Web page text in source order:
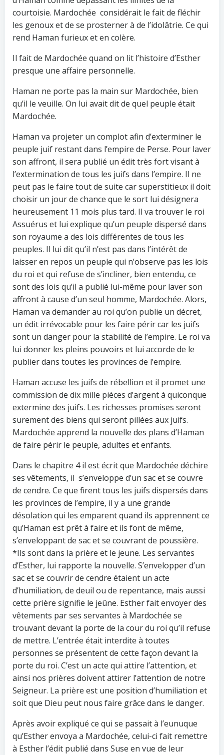
courtoisie. Mardochée considérait le fait de fléchir
les genoux et de se prosterner à de l’idolâtrie. Ce qui
rend Haman furieux et en colère.
Il fait de Mardochée quand on lit l’histoire d’Esther
presque une affaire personnelle.
Haman ne porte pas la main sur Mardochée, bien
qu’il le veuille. On lui avait dit de quel peuple était
Mardochée.
Haman va projeter un complot afin d’exterminer le
peuple juif restant dans l’empire de Perse. Pour laver
son affront, il sera publié un édit très fort visant à
l’extermination de tous les juifs dans l’empire. Il ne
peut pas le faire tout de suite car superstitieux il doit
choisir un jour de chance que le sort lui désignera
heureusement 11 mois plus tard. Il va trouver le roi
Assuérus et lui explique qu’un peuple dispersé dans
son royaume a des lois différentes de tous les
peuples. Il lui dit qu’il n’est pas dans l’intérêt de
laisser en repos un peuple qui n’observe pas les lois
du roi et qui refuse de s’incliner, bien entendu, ce
sont des lois qu’il a publié lui-même pour laver son
affront à cause d’un seul homme, Mardochée. Alors,
Haman va demander au roi qu’on publie un décret,
un édit irrévocable pour les faire périr car les juifs
sont un danger pour la stabilité de l’empire. Le roi va
lui donner les pleins pouvoirs et lui accorde de le
publier dans toutes les provinces de l’empire.
Haman accuse les juifs de rébellion et il promet une
commission de dix mille pièces d’argent à quiconque
extermine des juifs. Les richesses promises seront
surement des biens qui seront pillées aux juifs.
Mardochée apprend la nouvelle des plans d’Haman
de faire périr le peuple, adultes et enfants.
Dans le chapitre 4 il est écrit que Mardochée déchire
ses vêtements, il s’enveloppe d’un sac et se couvre
de cendre. Ce que firent tous les juifs dispersés dans
les provinces de l’empire, il y a une grande
désolation qui les emparent quand ils apprennent ce
qu’Haman est prêt à faire et ils font de même,
s’enveloppant de sac et se couvrant de poussière.
*Ils sont dans la prière et le jeune. Les servantes
d’Esther, lui rapporte la nouvelle. S’envelopper d’un
sac et se couvrir de cendre étaient un acte
d’humiliation, de deuil ou de repentance, mais aussi
cette prière signifie le jeûne. Esther fait envoyer des
vêtements par ses servantes à Mardochée se
trouvant devant la porte de la cour du roi qu’il refuse
de mettre. L’entrée était interdite à toutes
personnes se présentent de cette façon devant la
porte du roi. C’est un acte qui attire l’attention, et
ainsi nos prières doivent attirer l’attention de notre
Seigneur. La prière est une position d’humiliation et
soit que Dieu peut nous faire grâce dans le danger.
Après avoir expliqué ce qui se passait à l’eunuque
qu’Esther envoya a Mardochée, celui-ci fait remettre
à Esther l’édit publié dans Suse en vue de leur